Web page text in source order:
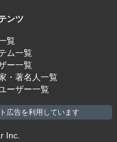
ンツ
覧
ム一覧
ー一覧
・著名人一覧
ーザー一覧
広告を利用しています
Inc.